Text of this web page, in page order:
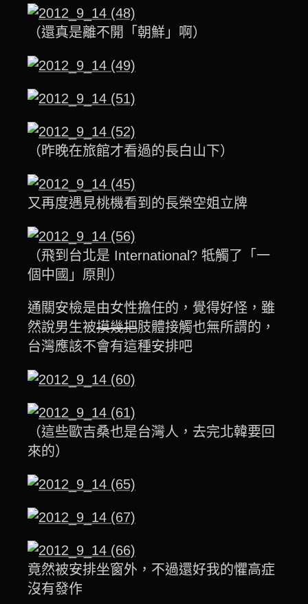
（還真是離不開「朝鮮」啊）
（昨晚在旅館才看過的長白山下）
又再度遇見桃機看到的長榮空姐立牌
（飛到台北是 International? 牴觸了「一
個中國」原則）
通關安檢是由女性擔任的，覺得好怪，雖
然說男生被摸幾把肢體接觸也無所謂的，
台灣應該不會有這種安排吧
（這些歐吉桑也是台灣人，去完北韓要回
來的）
竟然被安排坐窗外，不過還好我的懼高症
沒有發作